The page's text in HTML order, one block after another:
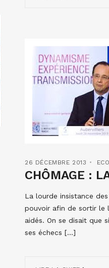
26 DÉCEMBRE 2013
CHÔMAGE :
La lourde insistance
pouvoir afin de sortir le
aidés. On se disait que
ses échecs […]